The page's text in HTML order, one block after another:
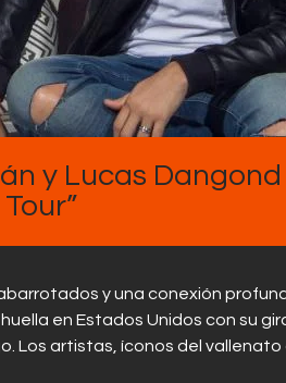
y Lucas
y una conexión
en Estados Unidos con su
Los artistas, íconos del